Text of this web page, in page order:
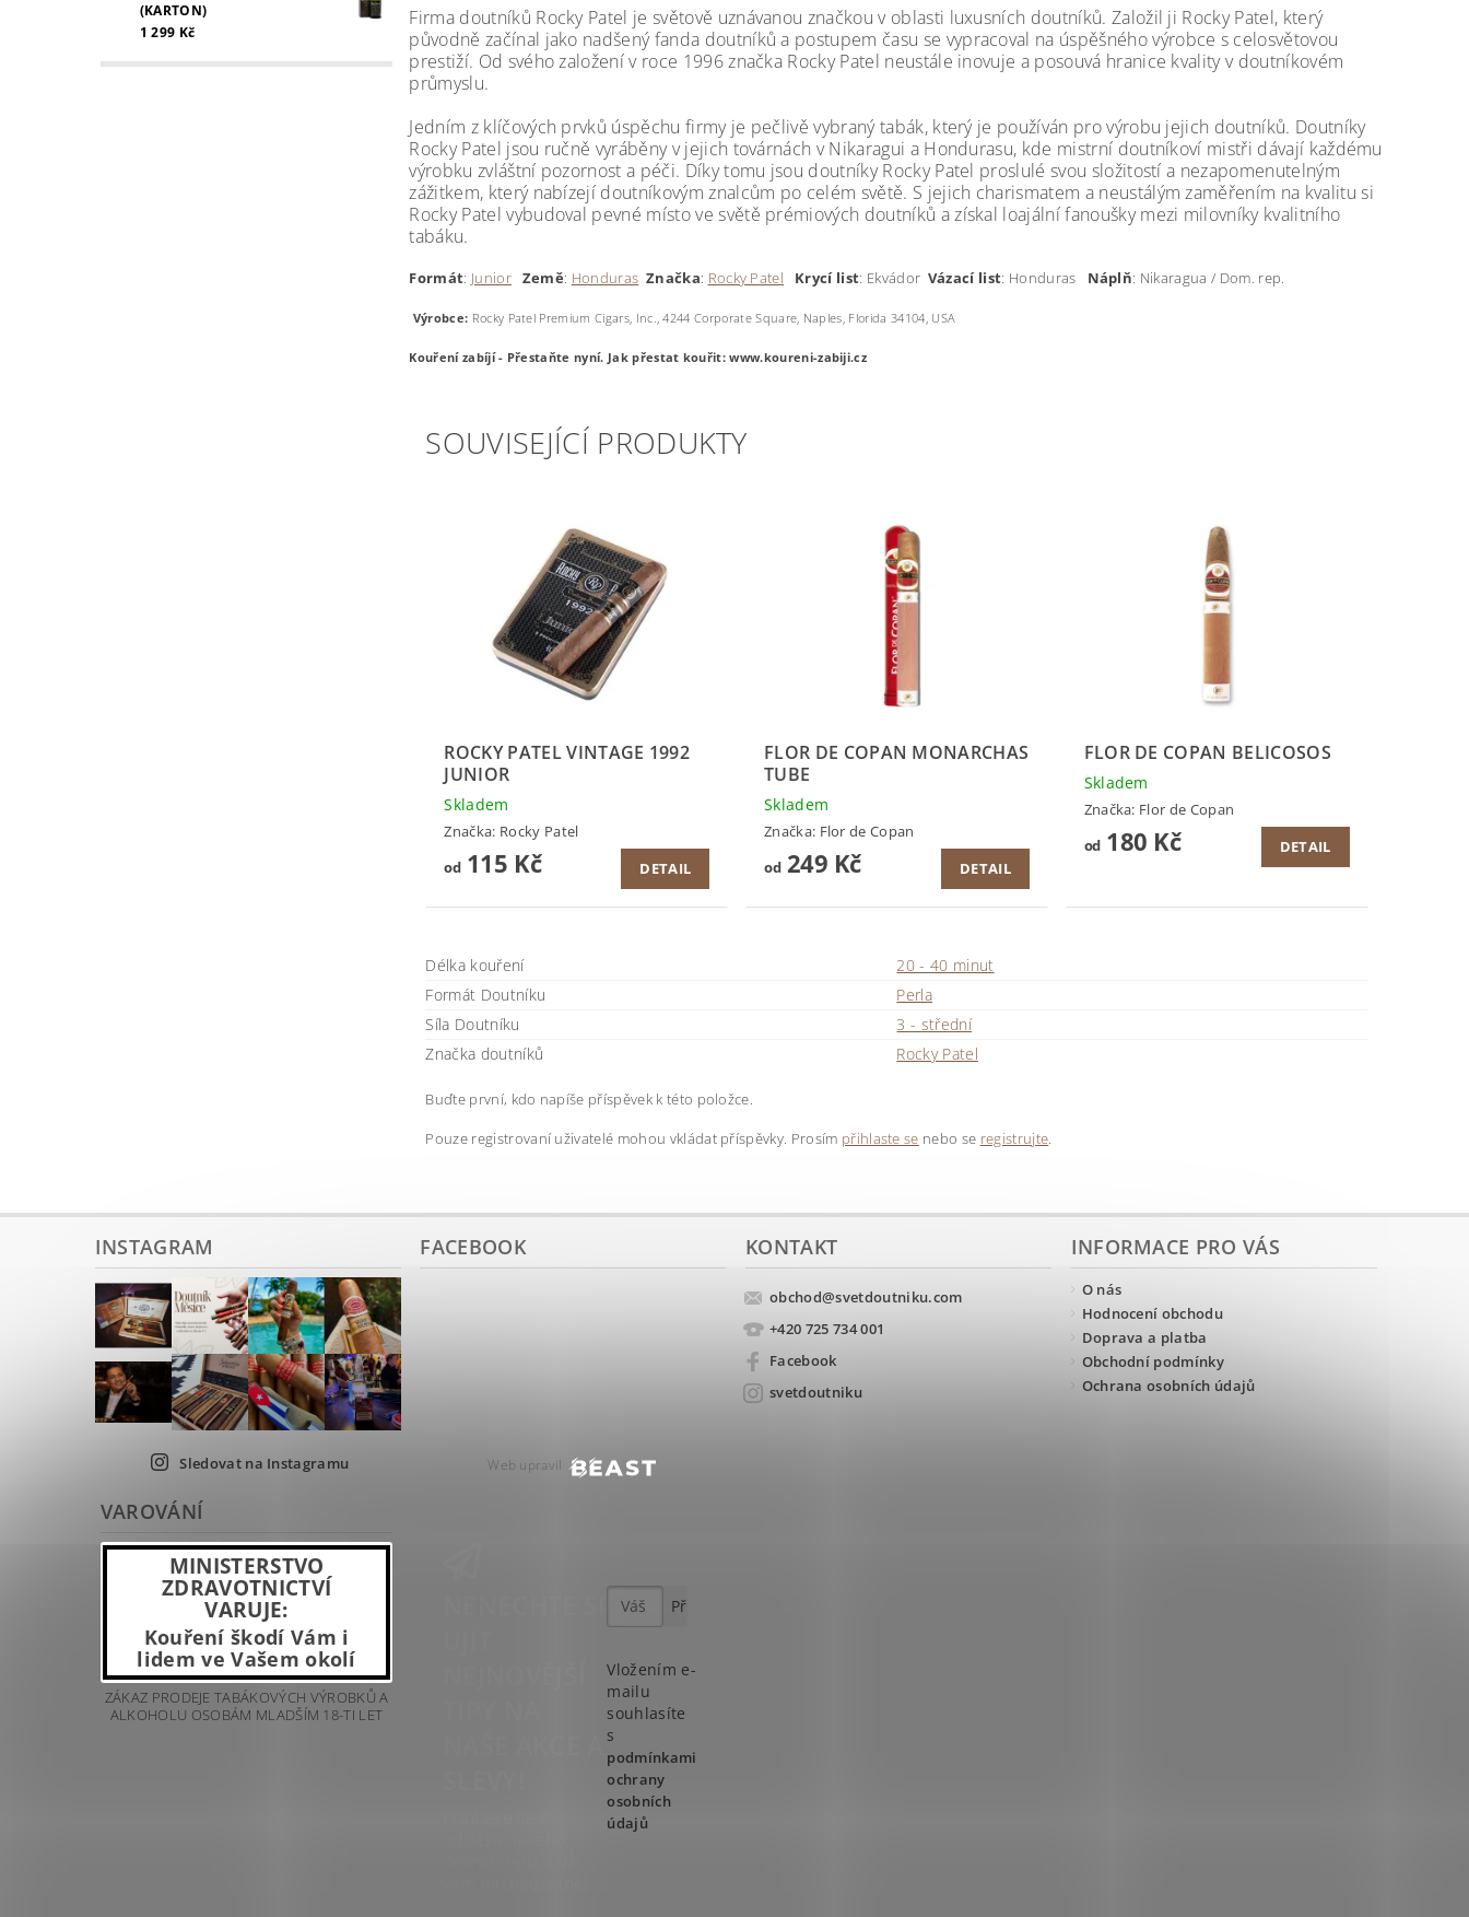
(KARTON)
1 299 Kč
Firma doutníků Rocky Patel je světově uznávanou značkou v oblasti luxusních doutníků. Založil ji Rocky Patel, který
původně začínal jako nadšený fanda doutníků a postupem času se vypracoval na úspěšného výrobce s celosvětovou
prestiží. Od svého založení v roce 1996 značka Rocky Patel neustále inovuje a posouvá hranice kvality v doutníkovém
průmyslu.
Jedním z klíčových prvků úspěchu firmy je pečlivě vybraný tabák, který je používán pro výrobu jejich doutníků. Doutníky
Rocky Patel jsou ručně vyráběny v jejich továrnách v Nikaragui a Hondurasu, kde mistrní doutníkoví mistři dávají každému
výrobku zvláštní pozornost a péči. Díky tomu jsou doutníky Rocky Patel proslulé svou složitostí a nezapomenutelným
zážitkem, který nabízejí doutníkovým znalcům po celém světě. S jejich charismatem a neustálým zaměřením na kvalitu si
Rocky Patel vybudoval pevné místo ve světě prémiových doutníků a získal loajální fanoušky mezi milovníky kvalitního
tabáku.
Formát: Junior Země: Honduras Značka: Rocky Patel Krycí list: Ekvádor Vázací list: Honduras Náplň: Nikaragua / Dom. rep.
Výrobce: Rocky Patel Premium Cigars, Inc., 4244 Corporate Square, Naples, Florida 34104, USA
Kouření zabíjí - Přestaňte nyní. Jak přestat kouřit: www.koureni-zabiji.cz
SOUVISEJÍCÍ PRODUKTY
ROCKY PATEL VINTAGE 1992
JUNIOR
Skladem
Značka: Rocky Patel
od115 Kč DETAIL
FLOR DE COPAN MONARCHAS
TUBE
Skladem
Značka: Flor de Copan
od249 Kč DETAIL
FLOR DE COPAN BELICOSOS
Skladem
Značka: Flor de Copan
od180 Kč DETAIL
Délka kouření
20 - 40 minut
Formát Doutníku
Perla
Síla Doutníku
3 - střední
Značka doutníků
Rocky Patel
Buďte první, kdo napíše příspěvek k této položce.
Pouze registrovaní uživatelé mohou vkládat příspěvky. Prosím přihlaste se nebo se registrujte
INSTAGRAM
Sledovat na Instagramu
FACEBOOK KONTAKT
obchod@svetdoutniku.com
+420 725 734 001
Facebook
svetdoutniku
INFORMACE PRO VÁS
O nás
Hodnocení obchodu
Doprava a platba
Obchodní podmínky
Ochrana osobních údajů
VAROVÁNÍ
MINISTERSTVO
ZDRAVOTNICTVÍ
VARUJE:
Kouření škodí Vám i
lidem ve Vašem okolí
ZÁKAZ PRODEJE TABÁKOVÝCH VÝROBKŮ A
ALKOHOLU OSOBÁM MLADŠÍM 18-TI LET
Web upravil
Vložením e-
mailu
souhlasíte
s
podmínkami
ochrany
osobních
údajů